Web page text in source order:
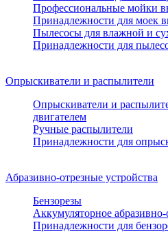
Профессиональные мойки
Принадлежности для моек
Пылесосы для влажной и
Принадлежности для
Опрыскиватели и распылители
Опрыскиватели и
двигателем
Ручные распылители
Принадлежности для
Абразивно-отрезные устройства
Бензорезы
Аккумуляторное абразивно-
Принадлежности для